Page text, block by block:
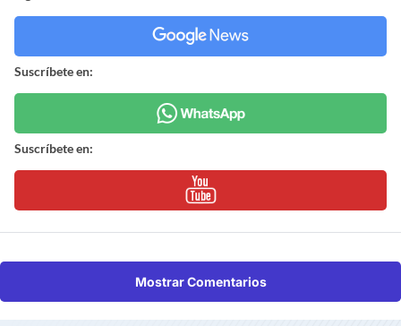
Suscríbete en:
Suscríbete en:
Mostrar Comentarios